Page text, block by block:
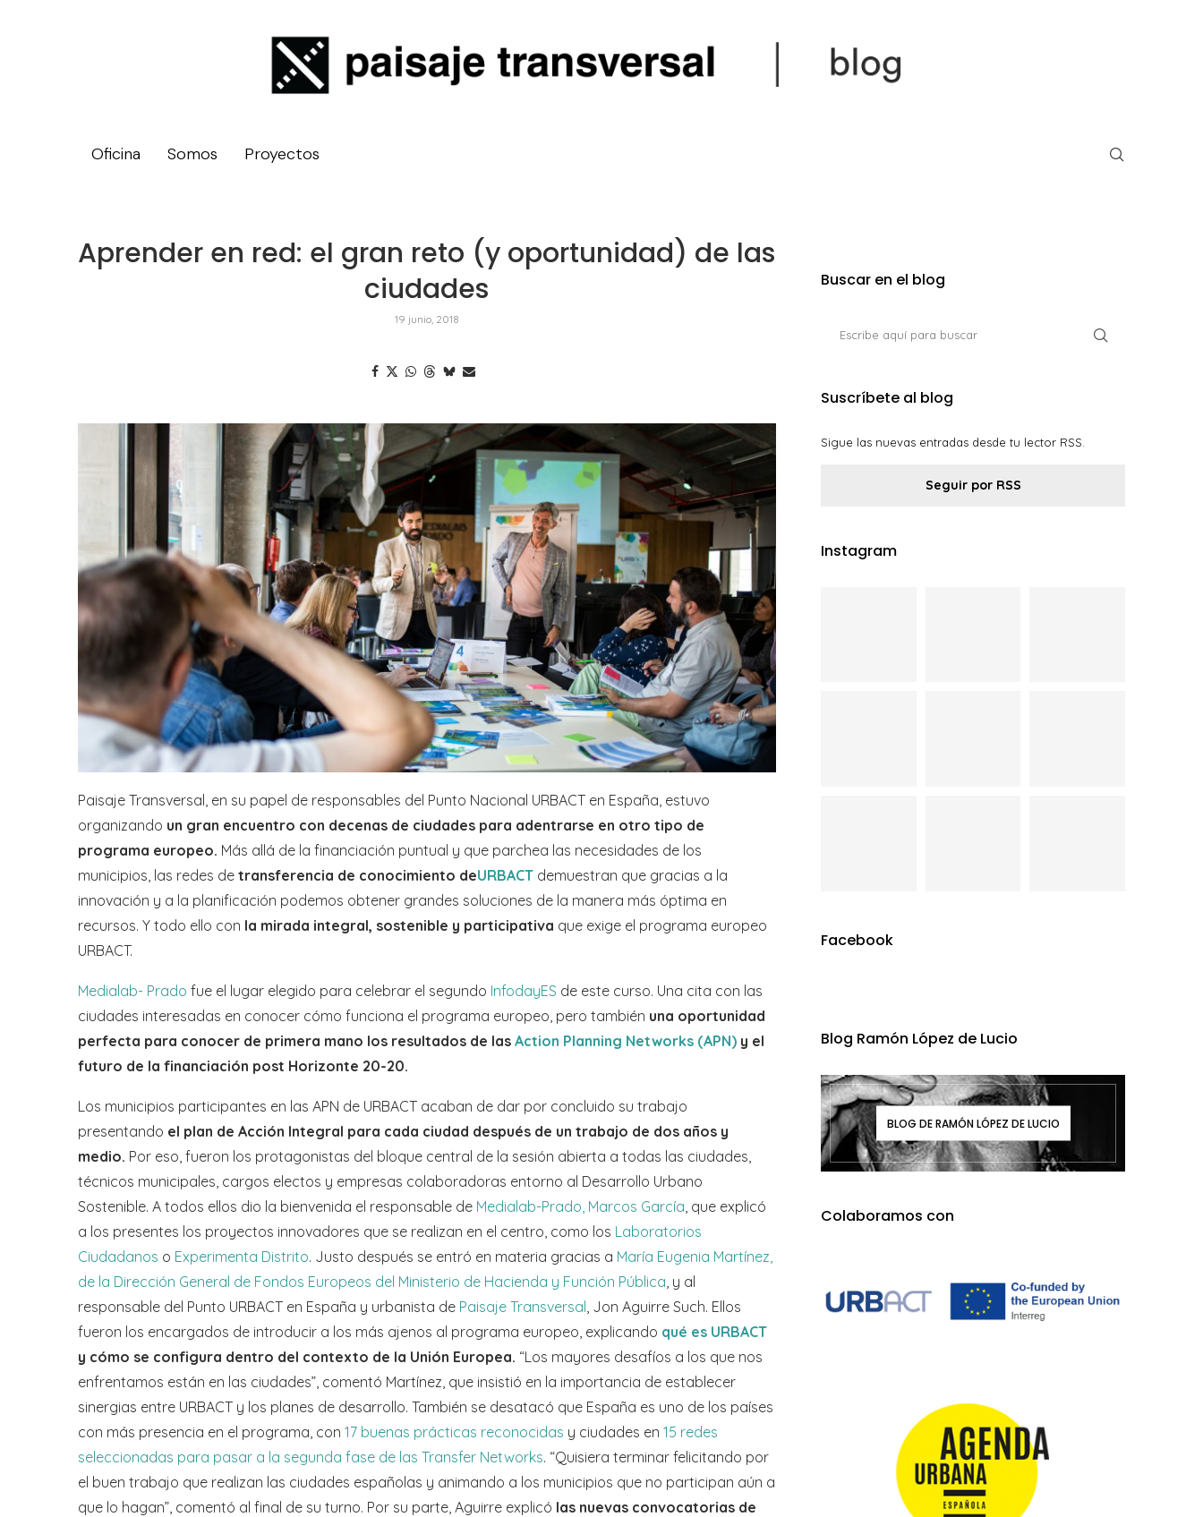
Oficina Somos Proyectos
Aprender en red: el gran reto (y oportunidad) de las
ciudades
19 junio, 2018
Paisaje Transversal, en su papel de responsables del Punto Nacional URBACT en España, estuvo
organizando un gran encuentro con decenas de ciudades para adentrarse en otro tipo de
programa europeo. Más allá de la financiación puntual y que parchea las necesidades de los
municipios, las redes de transferencia de conocimiento deURBACT demuestran que gracias a la
innovación y a la planificación podemos obtener grandes soluciones de la manera más óptima en
recursos. Y todo ello con la mirada integral, sostenible y participativa que exige el programa europeo
URBACT.
Medialab- Prado fue el lugar elegido para celebrar el segundo InfodayES de este curso. Una cita con las
ciudades interesadas en conocer cómo funciona el programa europeo, pero también una oportunidad
perfecta para conocer de primera mano los resultados de las Action Planning Networks (APN) y el
futuro de la financiación post Horizonte 20-20.
Los municipios participantes en las APN de URBACT acaban de dar por concluido su trabajo
presentando el plan de Acción Integral para cada ciudad después de un trabajo de dos años y
medio. Por eso, fueron los protagonistas del bloque central de la sesión abierta a todas las ciudades,
técnicos municipales, cargos electos y empresas colaboradoras entorno al Desarrollo Urbano
Sostenible. A todos ellos dio la bienvenida el responsable de Medialab-Prado, Marcos García , que explicó
a los presentes los proyectos innovadores que se realizan en el centro, como los Laboratorios
Ciudadanos o Experimenta Distrito. Justo después se entró en materia gracias a María Eugenia Martínez,
de la Dirección General de Fondos Europeos del Ministerio de Hacienda y Función Pública , y al
responsable del Punto URBACT en España y urbanista de Paisaje Transversal , Jon Aguirre Such. Ellos
fueron los encargados de introducir a los más ajenos al programa europeo, explicando qué es URBACT
y cómo se configura dentro del contexto de la Unión Europea. “Los mayores desafíos a los que nos
enfrentamos están en las ciudades”, comentó Martínez, que insistió en la importancia de establecer
sinergias entre URBACT y los planes de desarrollo. También se desatacó que España es uno de los países
con más presencia en el programa, con 17 buenas prácticas reconocidas y ciudades en 15 redes
seleccionadas para pasar a la segunda fase de las Transfer Networks. “Quisiera terminar felicitando por
el buen trabajo que realizan las ciudades españolas y animando a los municipios que no participan aún a
que lo hagan”, comentó al final de su turno. Por su parte, Aguirre explicó las nuevas convocatorias de
Buscar en el blog
Suscríbete al blog
Sigue las nuevas entradas desde tu lector RSS.
Seguir por RSS
Instagram
Facebook
Blog Ramón López de Lucio
BLOG DE RAMÓN LÓPEZ DE LUCIO
Colaboramos con